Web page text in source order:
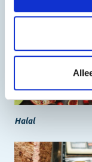
Het
Halal